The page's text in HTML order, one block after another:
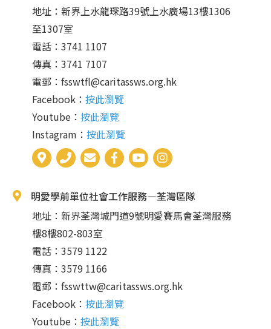
地址：新界上水龍琛路39號上水廣場13樓1306
至1307室
電話：3741 1107
傳真：3741 7107
電郵： fsswtfl@caritassws.org.hk
Facebook： 按此瀏覽
Youtube： 按此瀏覽
Instagram： 按此瀏覽
明愛學前單位社會工作服務—荃灣區隊
地址：新界荃灣城門道9號明愛賽馬會荃灣服務
樓8樓802-803室
電話：3579 1122
傳真：3579 1166
電郵： fsswttw@caritassws.org.hk
Facebook： 按此瀏覽
Youtube： 按此瀏覽